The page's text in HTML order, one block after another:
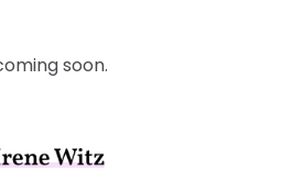
soon.